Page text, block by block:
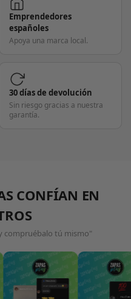
Emprendedores
españoles
Apoya una marca local.
30 días de devolución
Sin riesgo gracias a nuestra
garantía.
CONFÍAN EN
compruébalo tú mismo"